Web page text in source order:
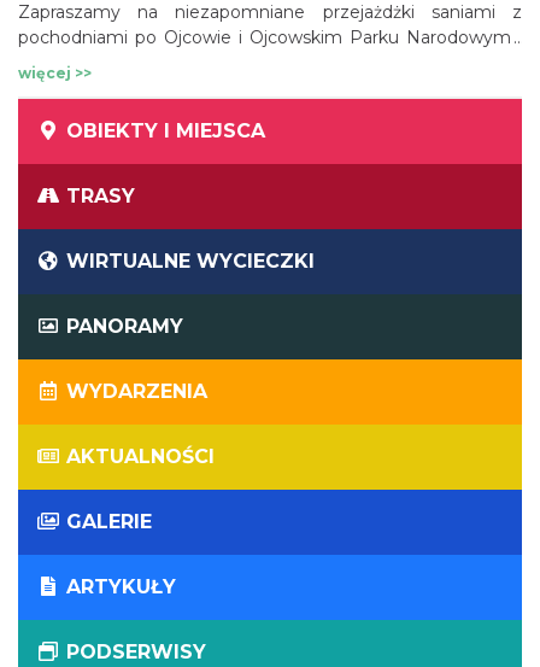
Zapraszamy na niezapomniane przejażdżki saniami z
pochodniami po Ojcowie i Ojcowskim Parku Narodowym i
jego okolicach. Tutaj najbliżej Krakowa możesz przeżyć
prawdziwy Kulig z zaprzęgiem konnym z ogniskiem i
Park Narodowy. Zapraszamy do Ojcowa na Kuligi
www.ojcow.pl info@ojcow.pl +48 12 6813692
więcej >>
OBIEKTY I MIEJSCA
TRASY
WIRTUALNE WYCIECZKI
PANORAMY
WYDARZENIA
AKTUALNOŚCI
GALERIE
ARTYKUŁY
PODSERWISY